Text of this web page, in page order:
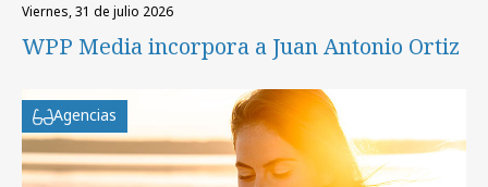
viernes, 31 de julio 2026
WPP Media incorpora a Juan Antonio Ortiz
Agencias